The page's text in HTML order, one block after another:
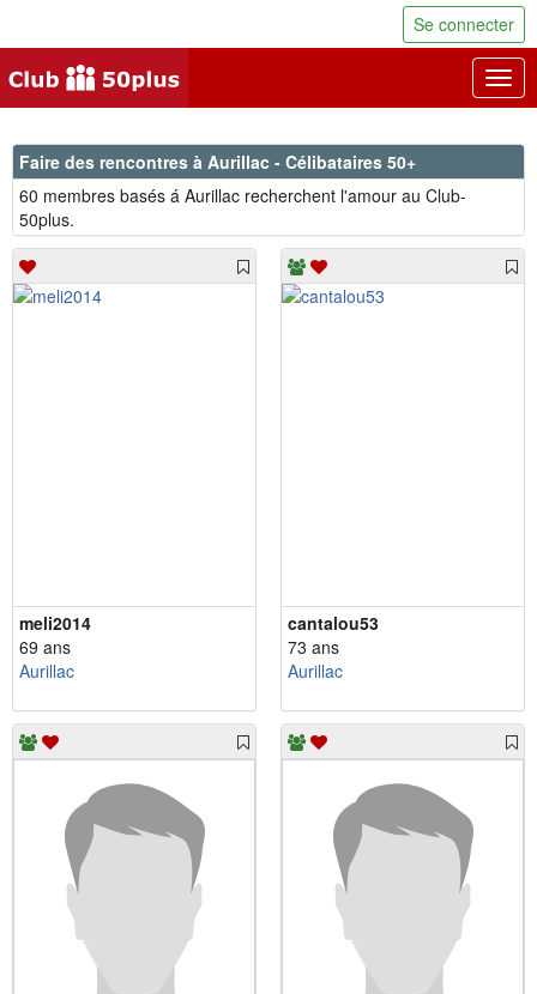
Se connecter
Faire des rencontres à Aurillac - Célibataires 50+
60 membres basés á Aurillac recherchent l'amour au Club-
50plus.
meli2014
69 ans
Aurillac
cantalou53
73 ans
Aurillac